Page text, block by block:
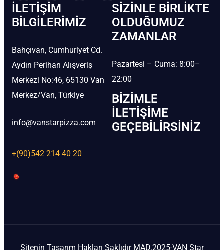
İLETIŞIM
BİLGILERIMIZ
Bahçıvan, Cumhuriyet Cd.
Aydın Perihan Alışveriş
Merkezi No:46, 65130 Van
Merkez/Van, Türkiye
info@vanstarpizza.com
+(90)542 214 40 20
SIZINLE BIRLIKTE
OLDUĞUMUZ
ZAMANLAR
Pazartesi – Cuma: 8:00–
22:00
BIZIMLE
İLETIŞIME
GEÇEBILIRSINIZ
Sitenin Tasarım Hakları Saklıdır MAD.2025-VAN Star